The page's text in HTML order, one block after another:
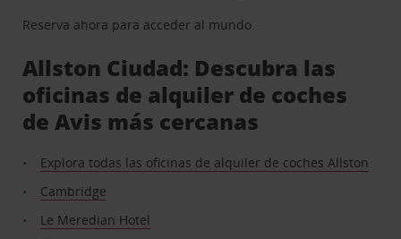
Reserva ahora para acceder al mundo.
Allston Ciudad: Descubra las
oficinas de alquiler de coches
de Avis más cercanas
Explora todas las oficinas de alquiler de coches Allston
Cambridge
Le Meredian Hotel